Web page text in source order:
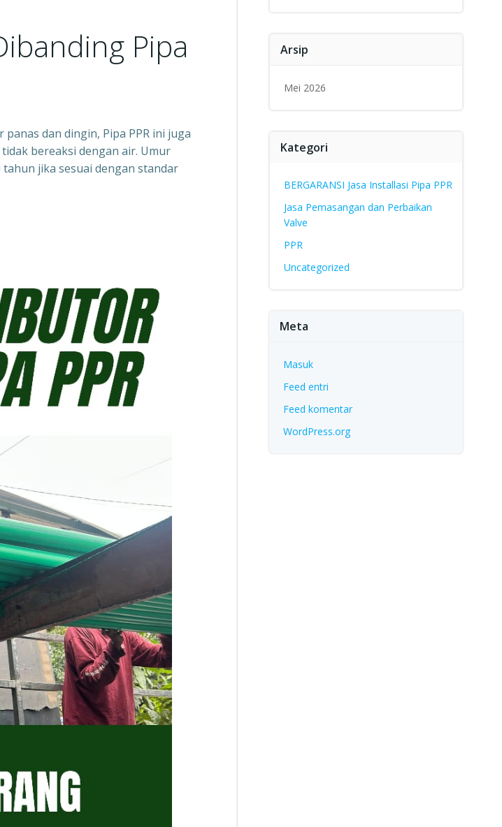
Pipa
dan dingin, Pipa PPR ini juga
bereaksi dengan air. Umur
jika sesuai dengan standar
Arsip
Mei 2026
Kategori
BERGARANSI Jasa Installasi Pipa PPR
Jasa Pemasangan dan Perbaikan
Valve
PPR
Uncategorized
Meta
Masuk
Feed entri
Feed komentar
WordPress.org